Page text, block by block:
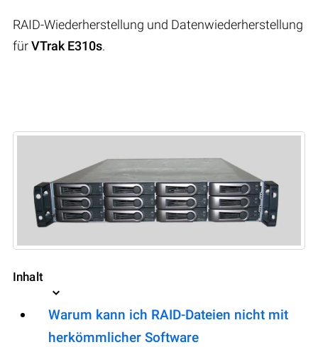
RAID-Wiederherstellung und Datenwiederherstellung
fürVTrak E310s.
Inhalt
Warum kann ich RAID-Dateien nicht mit
herkömmlicher Software